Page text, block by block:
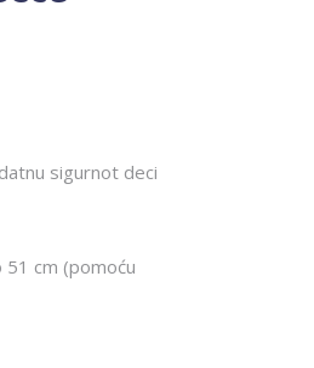
sigurnot deci
51 cm (pomoću